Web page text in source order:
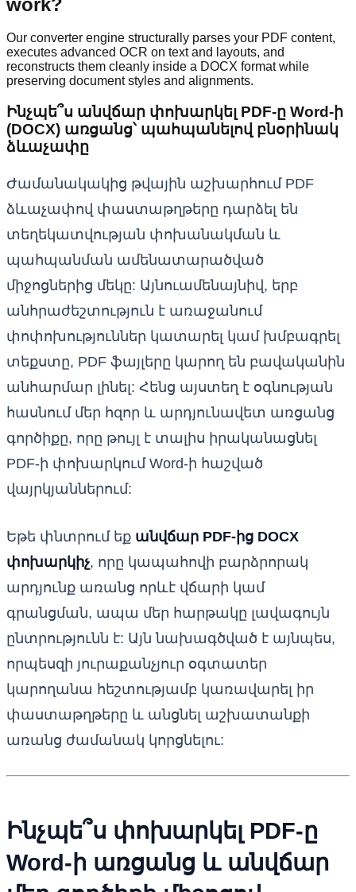
Our converter engine structurally parses your PDF content,
executes advanced OCR on text and layouts, and
reconstructs them cleanly inside a DOCX format while
preserving document styles and alignments.
Ինչպե՞ս անվճար փոխարկել PDF-ը Word-ի
(DOCX) առցանց՝ պահպանելով բնօրինակ
ձևաչափը
Ժամանակակից թվային աշխարհում PDF
ձևաչափով փաստաթղթերը դարձել են
տեղեկատվության փոխանակման և
պահպանման ամենատարածված
միջոցներից մեկը: Այնուամենայնիվ, երբ
անհրաժեշտություն է առաջանում
փոփոխություններ կատարել կամ խմբագրել
տեքստը, PDF ֆայլերը կարող են բավականին
անհարմար լինել: Հենց այստեղ է օգնության
հասնում մեր հզոր և արդյունավետ առցանց
գործիքը, որը թույլ է տալիս իրականացնել
PDF-ի փոխարկում Word-ի հաշված
վայրկյաններում:
Եթե փնտրում եք անվճար PDF-ից DOCX
փոխարկիչ, որը կապահովի բարձրորակ
արդյունք առանց որևէ վճարի կամ
գրանցման, ապա մեր հարթակը լավագույն
ընտրությունն է: Այն նախագծված է այնպես,
որպեսզի յուրաքանչյուր օգտատեր
կարողանա հեշտությամբ կառավարել իր
փաստաթղթերը և անցնել աշխատանքի
առանց ժամանակ կորցնելու:
Ինչպե՞ս փոխարկել PDF-ը
Word-ի առցանց և անվճար